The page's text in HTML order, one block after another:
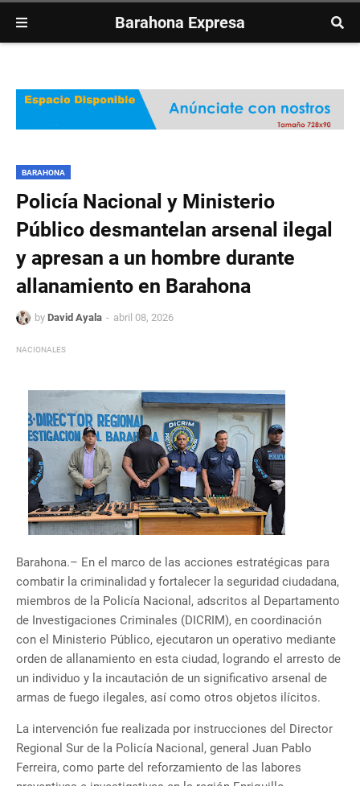
Barahona Expresa
BARAHONA
Policía Nacional y Ministerio
Público desmantelan arsenal ilegal
y apresan a un hombre durante
allanamiento en Barahona
by David Ayala abril 08, 2026
NACIONALES
Barahona.– En el marco de las acciones estratégicas para
combatir la criminalidad y fortalecer la seguridad ciudadana,
miembros de la Policía Nacional, adscritos al Departamento
de Investigaciones Criminales (DICRIM), en coordinación
con el Ministerio Público, ejecutaron un operativo mediante
orden de allanamiento en esta ciudad, logrando el arresto de
un individuo y la incautación de un significativo arsenal de
armas de fuego ilegales, así como otros objetos ilícitos.
La intervención fue realizada por instrucciones del Director
Regional Sur de la Policía Nacional, general Juan Pablo
Ferreira, como parte del reforzamiento de las labores